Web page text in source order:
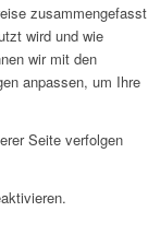
zusammengefasst
wird und wie
wir mit den
anpassen, um Ihre
Seite verfolgen